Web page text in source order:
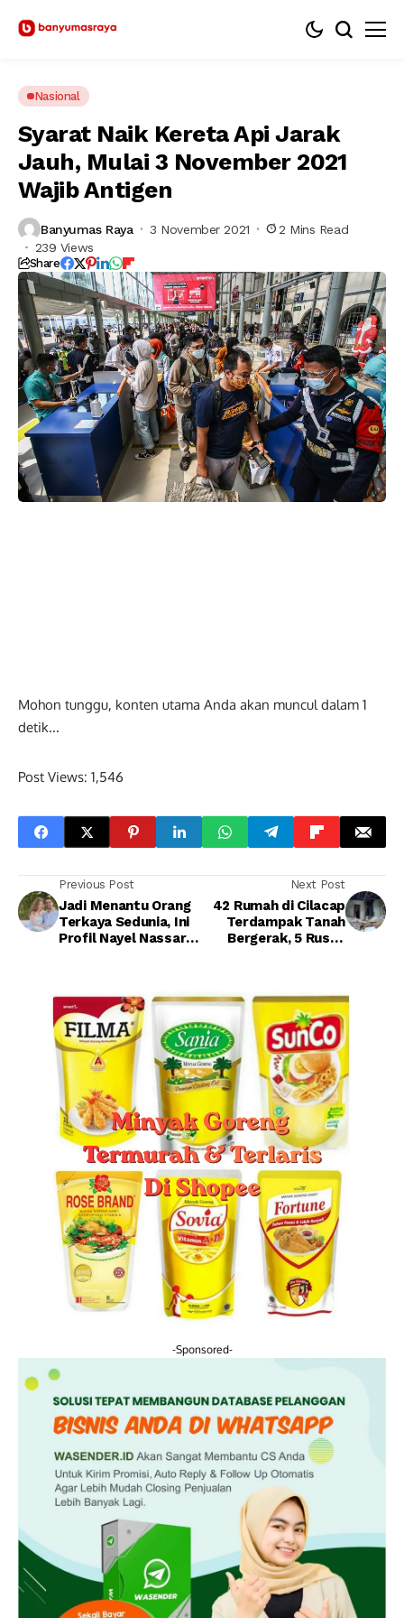
Nasional
Syarat Naik Kereta Api Jarak
Jauh, Mulai 3 November 2021
Wajib Antigen
Banyumas Raya 3 November 2021
2 Mins Read
239 Views
Share
Mohon tunggu, konten utama Anda akan muncul dalam 0
detik...
Post Views: 1,546
Previous Post
Jadi Menantu Orang
Terkaya Sedunia, Ini
Profil Nayel Nassar
Next Post
42 Rumah di Cilacap
Terdampak Tanah
Bergerak, 5 Rusak
-Sponsored-